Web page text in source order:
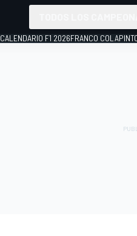
CALENDARIO F1 2026FRANCO